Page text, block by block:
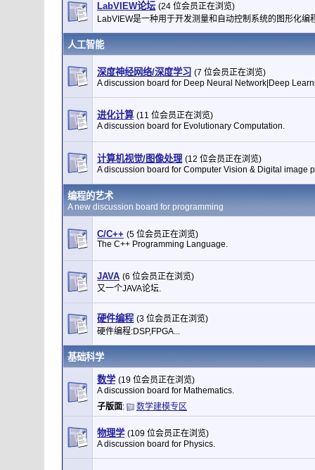
LabVIEW论坛 (24 位会员正在浏览)
LabVIEW是一种用于开发测量和自动控制系统的图形化编
人工智能
深度神经网络/深度学习 (7 位会员正在浏览)
A discussion board for Deep Neural Network|Deep
进化计算 (11 位会员正在浏览)
A discussion board for Evolutionary Computation.
计算机视觉/图像处理 (12 位会员正在浏览)
A discussion board for Computer Vision & Digital image
编程的艺术
A new discussion board for programming
C/C++ (5 位会员正在浏览)
The C++ Programming Language.
JAVA (6 位会员正在浏览)
又一个JAVA论坛.
硬件编程 (3 位会员正在浏览)
硬件编程:DSP,FPGA...
基础科学
数学 (19 位会员正在浏览)
A discussion board for Mathematics.
子版面: 数学建模专区
物理学 (109 位会员正在浏览)
A discussion board for Physics.